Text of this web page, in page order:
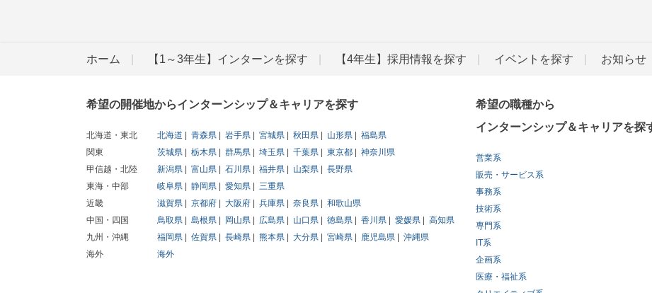
ホーム 【1～3年生】インターンを探す 【4年生】採用情報を探す イベントを探す お知らせ
希望の開催地からインターンシップ＆キャリアを探す
北海道・東北 北海道 青森県 岩手県 宮城県 秋田県 山形県
福島県
関東
茨城県 栃木県 群馬県 埼玉県 千葉県 東京都
神奈川県
甲信越・北陸
新潟県 富山県 石川県 福井県 山梨県
長野県
東海・中部
岐阜県 静岡県 愛知県
三重県
近畿
滋賀県 京都府 大阪府 兵庫県 奈良県
和歌山県
中国・四国
鳥取県 島根県 岡山県 広島県 山口県 徳島県 香川県 愛媛県
高知県
九州・沖縄
福岡県 佐賀県 長崎県 熊本県 大分県 宮崎県 鹿児島県
沖縄県
海外
海外
希望の職種から
インターンシップ＆キャリアを探
営業系
販売・サービス系
事務系
技術系
専門系
IT系
企画系
医療・福祉系